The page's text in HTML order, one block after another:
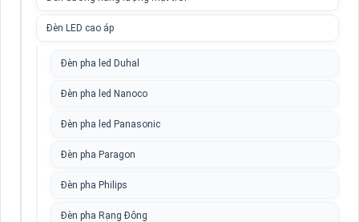
Đèn LED cao áp
Đèn pha led Duhal
Đèn pha led Nanoco
Đèn pha led Panasonic
Đèn pha Paragon
Đèn pha Philips
Đèn pha Rạng Đông